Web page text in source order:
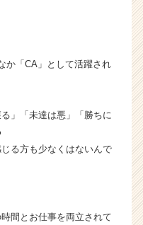
か「CA」として活躍され
」「未達は悪」「勝ちに
る方も少なくはないんで
間とお仕事を両立されて